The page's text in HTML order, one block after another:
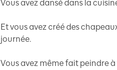
Vous avez dansé dans la
Et vous avez créé des
journée.
Vous avez même fait peindre